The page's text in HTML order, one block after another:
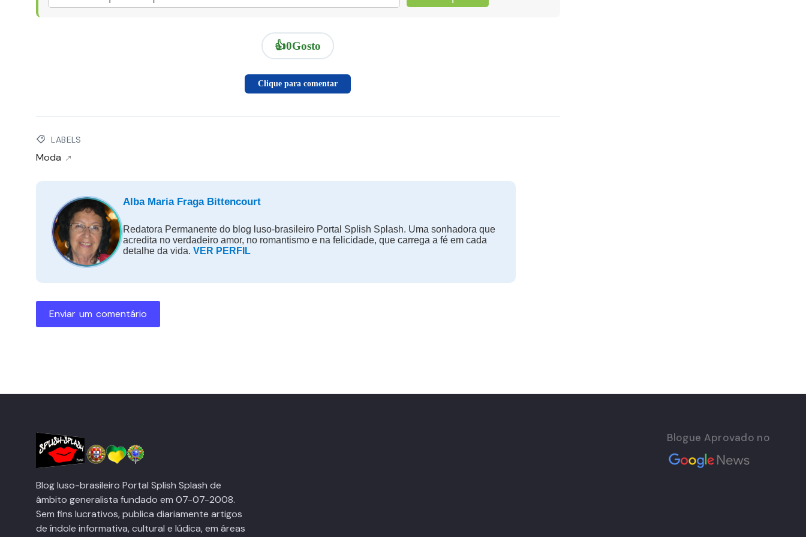
👍0Gosto
Clique para comentar
LABELS
Moda
Alba Maria Fraga Bittencourt
Redatora Permanente do blog luso-brasileiro Portal Splish Splash. Uma sonhadora que
acredita no verdadeiro amor, no romantismo e na felicidade, que carrega a fé em cada
detalhe da vida. VER PERFIL
Enviar um comentário
Blog luso-brasileiro Portal Splish Splash de
âmbito generalista fundado em 07-07-2008.
Sem fins lucrativos, publica diariamente artigos
de índole informativa, cultural e lúdica, em áreas
Blogue Aprovado no